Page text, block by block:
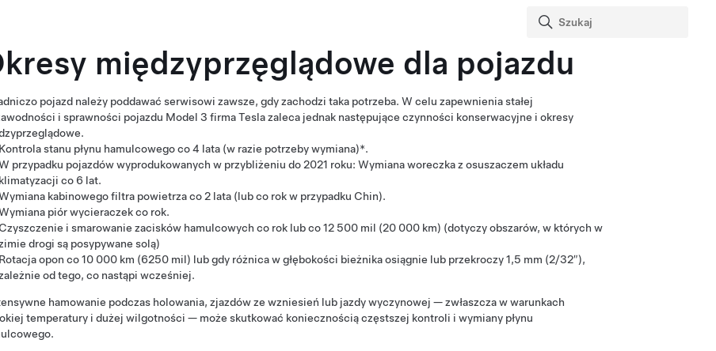
międzyprzęglądowe dla pojazdu
pojazd należy poddawać serwisowi zawsze, gdy zachodzi taka potrzeba. W celu zapewnienia stałej
i sprawności pojazdu Model 3 firma Tesla zaleca jednak następujące czynności konserwacyjne i okresy
Kontrola stanu płynu hamulcowego co 4 lata (w razie potrzeby wymiana)*.
przypadku pojazdów wyprodukowanych w przybliżeniu do 2021 roku: Wymiana woreczka z osuszaczem układu
klimatyzacji co 6 lat.
kabinowego filtra powietrza co 2 lata (lub co rok w przypadku Chin).
piór wycieraczek co rok.
Czyszczenie i smarowanie zacisków hamulcowych co rok lub co 12 500 mil (20 000 km) (dotyczy obszarów, w których w
drogi są posypywane solą)
Rotacja opon co10 000 km (6250 mil) lub gdy różnica w głębokości bieżnika osiągnie lub przekroczy1,5 mm (2/32″),
od tego, co nastąpi wcześniej.
hamowanie podczas holowania, zjazdów ze wzniesień lub jazdy wyczynowej — zwłaszcza w warunkach
temperatury i dużej wilgotności — może skutkować koniecznością częstszej kontroli i wymiany płynu